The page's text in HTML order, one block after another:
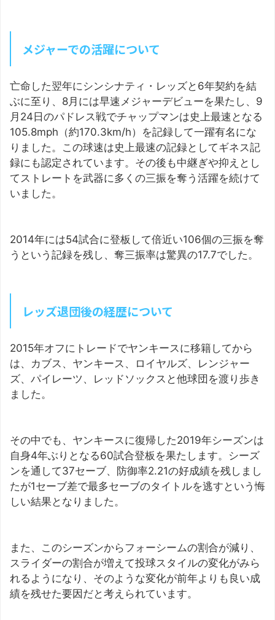
メジャーでの活躍について
亡命した翌年にシンシナティ・レッズと6年契約を結
ぶに至り、8月には早速メジャーデビューを果たし、9
月24日のパドレス戦でチャップマンは史上最速となる
105.8mph（約170.3km/h）を記録して一躍有名にな
りました。この球速は史上最速の記録としてギネス記
録にも認定されています。その後も中継ぎや抑えとし
てストレートを武器に多くの三振を奪う活躍を続けて
いました。
2014年には54試合に登板して倍近い106個の三振を奪
うという記録を残し、奪三振率は驚異の17.7でした。
レッズ退団後の経歴について
2015年オフにトレードでヤンキースに移籍してから
は、カブス、ヤンキース、ロイヤルズ、レンジャー
ズ、パイレーツ、レッドソックスと他球団を渡り歩き
ました。
その中でも、ヤンキースに復帰した2019年シーズンは
自身4年ぶりとなる60試合登板を果たします。シーズ
ンを通して37セーブ、防御率2.21の好成績を残しまし
たが1セーブ差で最多セーブのタイトルを逃すという悔
しい結果となりました。
また、このシーズンからフォーシームの割合が減り、
スライダーの割合が増えて投球スタイルの変化がみら
れるようになり、そのような変化が前年よりも良い成
績を残せた要因だと考えられています。